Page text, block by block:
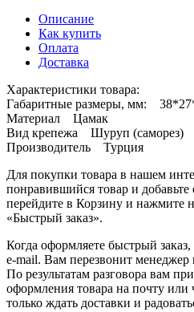
Описание
Как купить
Оплата
Доставка
Характеристики товара:
Габаритные размеры, мм:
Материал Цамак
Вид крепежа Шуруп (саморез)
Производитель Турция
Для покупки товара в нашем
понравившийся товар и добавьте
перейдите в Корзину и нажмите
«Быстрый заказ».
Когда оформляете быстрый
e-mail. Вам перезвонит менеджер
По результатам разговора вам
оформления товара на почту или
только ждать доставки и